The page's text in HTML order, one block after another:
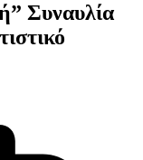
Συναυλία